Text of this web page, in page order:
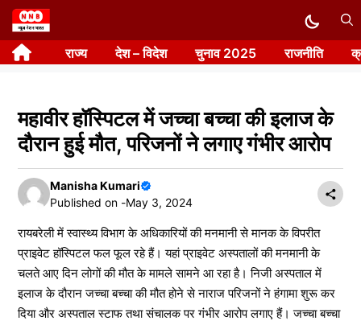
Skip
to
content राज्य देश – विदेश चुनाव 2025 राजनीति
महावीर हॉस्पिटल में जच्चा बच्चा की इलाज के
दौरान हुई मौत, परिजनों ने लगाए गंभीर आरोप
Manisha Kumari
Published on -May 3, 2024
रायबरेली में स्वास्थ्य विभाग के अधिकारियों की मनमानी से मानक के विपरीत
प्राइवेट हॉस्पिटल फल फूल रहे हैं। यहां प्राइवेट अस्पतालों की मनमानी के
चलते आए दिन लोगों की मौत के मामले सामने आ रहा है। निजी अस्पताल में
इलाज के दौरान जच्चा बच्चा की मौत होने से नाराज परिजनों ने हंगामा शुरू कर
दिया और अस्पताल स्टाफ तथा संचालक पर गंभीर आरोप लगाए हैं। जच्चा बच्चा